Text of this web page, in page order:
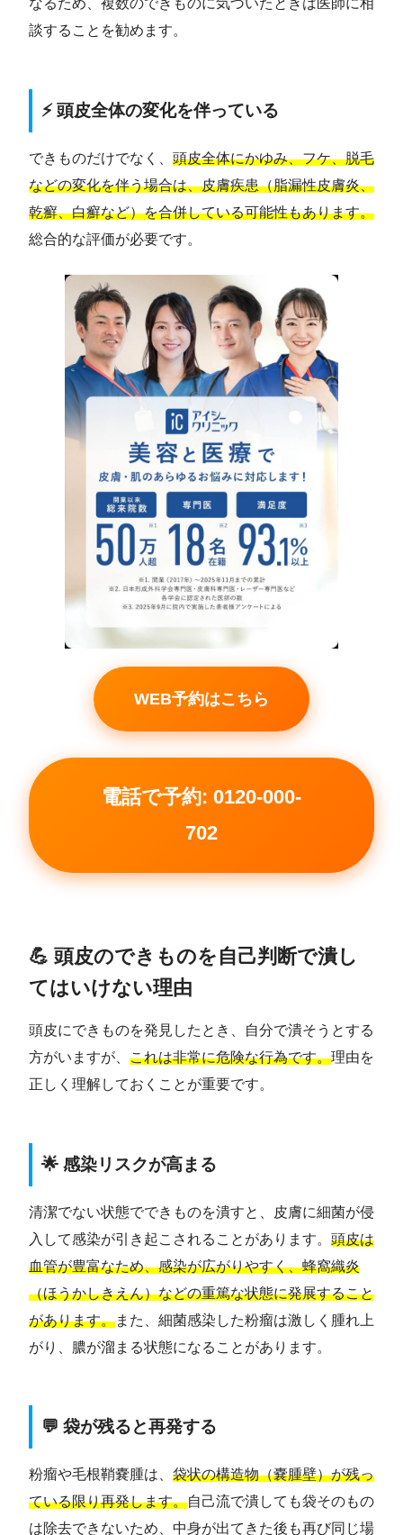
なるため、複数のできものに気づいたときは医師に相
談することを勧めます。
⚡ 頭皮全体の変化を伴っている
できものだけでなく、 頭皮全体にかゆみ、フケ、脱毛
などの変化を伴う場合は、皮膚疾患（脂漏性皮膚炎、
乾癬、白癬など）を合併している可能性もあります。
総合的な評価が必要です。
WEB予約はこちら
電話で予約: 0120-000-
702
💪 頭皮のできものを自己判断で潰し
てはいけない理由
頭皮にできものを発見したとき、自分で潰そうとする
方がいますが、 これは非常に危険な行為です。理由を
正しく理解しておくことが重要です。
🌟 感染リスクが高まる
清潔でない状態でできものを潰すと、皮膚に細菌が侵
入して感染が引き起こされることがあります。 頭皮は
血管が豊富なため、感染が広がりやすく、蜂窩織炎
（ほうかしきえん）などの重篤な状態に発展すること
があります。また、細菌感染した粉瘤は激しく腫れ上
がり、膿が溜まる状態になることがあります。
💬 袋が残ると再発する
粉瘤や毛根鞘嚢腫は、 袋状の構造物（嚢腫壁）が残っ
ている限り再発します。自己流で潰しても袋そのもの
は除去できないため、中身が出てきた後も再び同じ場